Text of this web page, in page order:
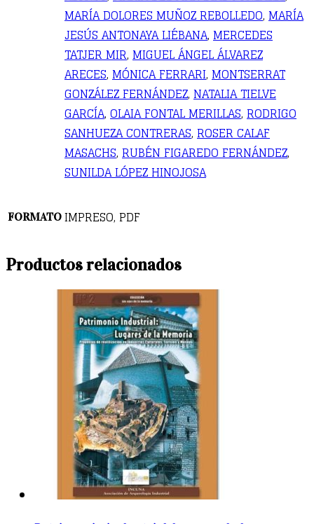
MARÍA DOLORES MUÑOZ REBOLLEDO, MARÍA
JESÚS ANTONAYA LIÉBANA, MERCEDES
TATJER MIR, MIGUEL ÁNGEL ÁLVAREZ
ARECES, MÓNICA FERRARI, MONTSERRAT
GONZÁLEZ FERNÁNDEZ, NATALIA TIELVE
GARCÍA, OLAIA FONTAL MERILLAS, RODRIGO
SANHUEZA CONTRERAS, ROSER CALAF
MASACHS, RUBÉN FIGAREDO FERNÁNDEZ,
SUNILDA LÓPEZ HINOJOSA
FORMATO IMPRESO, PDF
Productos relacionados